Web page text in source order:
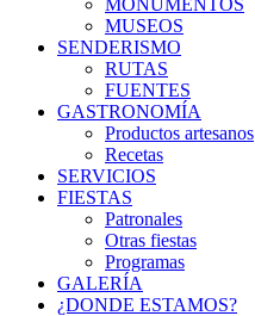
MONUMENTOS
MUSEOS
SENDERISMO
RUTAS
FUENTES
GASTRONOMÍA
Productos artesanos
Recetas
SERVICIOS
FIESTAS
Patronales
Otras fiestas
Programas
GALERÍA
¿DONDE ESTAMOS?